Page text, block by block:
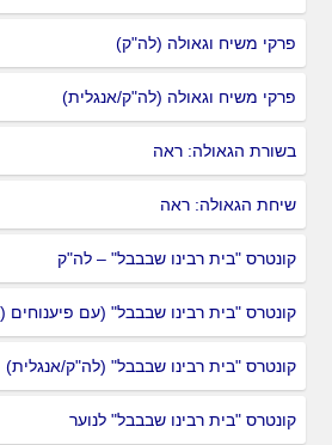
פרקי משיח וגאולה (לה"ק)
פרקי משיח וגאולה (לה"ק/אנגלית)
בשורת הגאולה: ראה
שיחת הגאולה: ראה
קונטרס "בית רבינו שבבבל" – לה"ק
קונטרס "בית רבינו שבבבל" (עם פיענוחים
קונטרס "בית רבינו שבבבל" (לה"ק/אנגלית)
קונטרס "בית רבינו שבבבל" לנוער